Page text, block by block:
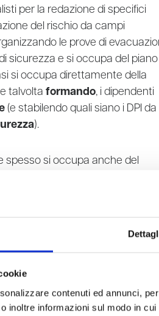
contenuti ed annunci,
inoltre informazioni sul modo in
per la redazione di specifici
del rischio da campi
le prove di
sicurezza e si occupa del piano
si occupa direttamente della
e talvolta formando, i dipendenti
(e stabilendo quali siano i DPI
).
spesso si occupa anche del
come il sistema di gestione
delle suemansionied è
a quella delRSPP aziendale.